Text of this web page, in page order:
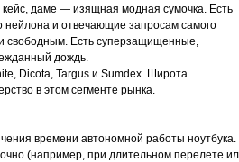
даме — изящная модная сумочка. Есть
нейлона и отвечающие запросам самого
и свободным. Есть суперзащищенные,
дождь.
Dicota, Targus и Sumdex. Широта
в этом сегменте рынка.
времени автономной работы ноутбука.
(например, при длительном перелете